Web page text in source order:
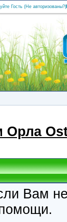
Гость (Не авторизованы?
Орла
Вам